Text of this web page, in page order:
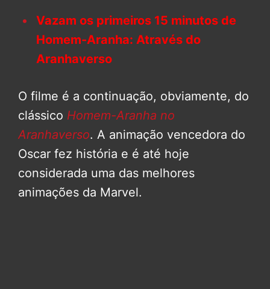
Vazam os primeiros 15 minutos de
Homem-Aranha: Através do
Aranhaverso
O filme é a continuação, obviamente, do
clássico Homem-Aranha no
Aranhaverso. A animação vencedora do
Oscar fez história e é até hoje
considerada uma das melhores
animações da Marvel.